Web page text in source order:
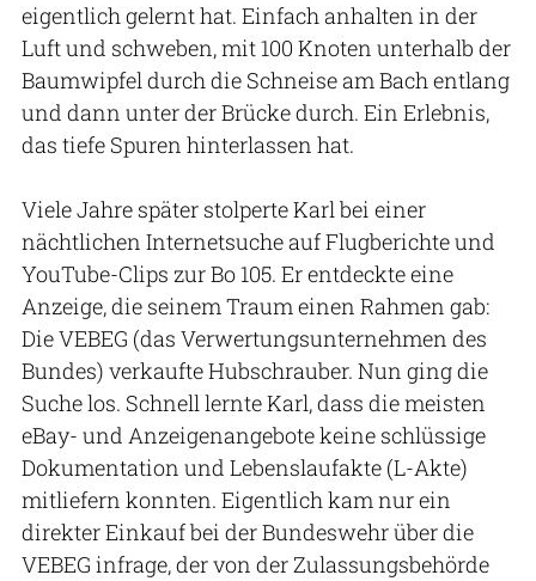
eigentlich gelernt hat. Einfach anhalten in der
Luft und schweben, mit 100 Knoten unterhalb der
Baumwipfel durch die Schneise am Bach entlang
und dann unter der Brücke durch. Ein Erlebnis,
das tiefe Spuren hinterlassen hat.
Viele Jahre später stolperte Karl bei einer
nächtlichen Internetsuche auf Flugberichte und
YouTube-Clips zur Bo 105. Er entdeckte eine
Anzeige, die seinem Traum einen Rahmen gab:
Die VEBEG (das Verwertungsunternehmen des
Bundes) verkaufte Hubschrauber. Nun ging die
Suche los. Schnell lernte Karl, dass die meisten
eBay- und Anzeigenangebote keine schlüssige
Dokumentation und Lebenslaufakte (L-Akte)
mitliefern konnten. Eigentlich kam nur ein
direkter Einkauf bei der Bundeswehr über die
VEBEG infrage, der von der Zulassungsbehörde